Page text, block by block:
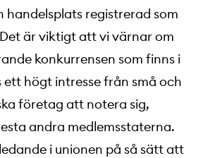
handelsplats registrerad som
är viktigt att vi värnar om
konkurrensen som finns i
ett högt intresse från små och
företag att notera sig,
andra medlemsstaterna.
i unionen på så sätt att